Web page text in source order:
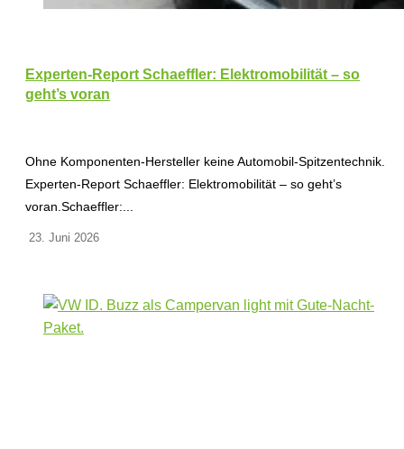
Experten-Report Schaeffler: Elektromobilität – so
geht’s voran
Ohne Komponenten-Hersteller keine Automobil-Spitzentechnik.
Experten-Report Schaeffler: Elektromobilität – so geht’s
voran.Schaeffler:...
23. Juni 2026